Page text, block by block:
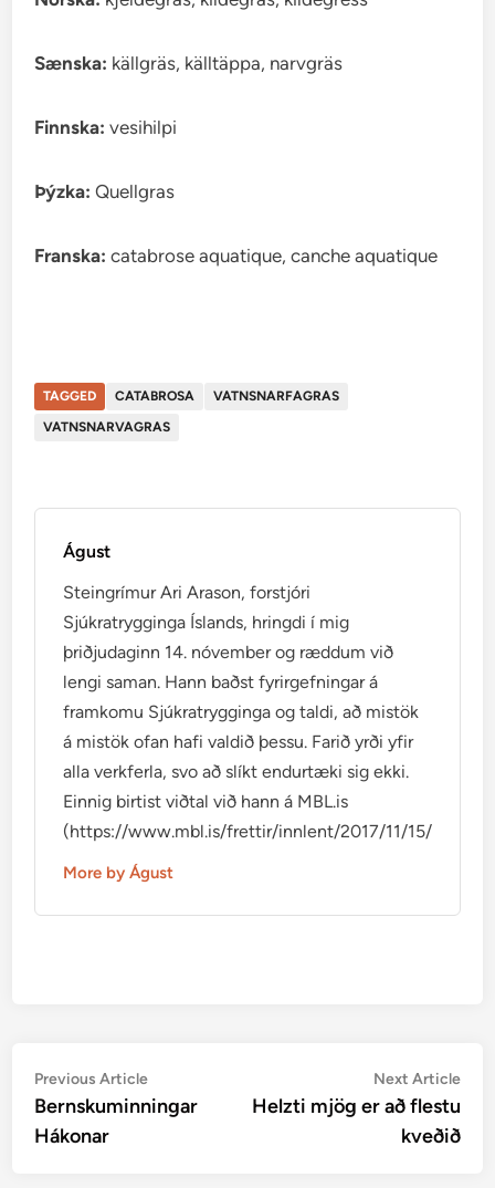
Sænska: källgräs, källtäppa, narvgräs
Finnska:vesihilpi
Þýzka:Quellgras
Franska:catabrose aquatique, canche aquatique
TAGGED CATABROSA
VATNSNARFAGRAS
VATNSNARVAGRAS
Águst
Steingrímur Ari Arason, forstjóri
Sjúkratrygginga Íslands, hringdi í mig
þriðjudaginn 14. nóvember og ræddum við
lengi saman. Hann baðst fyrirgefningar á
framkomu Sjúkratrygginga og taldi, að mistök
á mistök ofan hafi valdið þessu. Farið yrði yfir
alla verkferla, svo að slíkt endurtæki sig ekki.
Einnig birtist viðtal við hann á MBL.is
(https://www.mbl.is/frettir/innlent/2017/11/15/
More by Águst
Post
navigation
Previous ArticlePrevious
article:
Bernskuminningar
Hákonar
Next Article
Helzti mjög er að flestu
kveðið